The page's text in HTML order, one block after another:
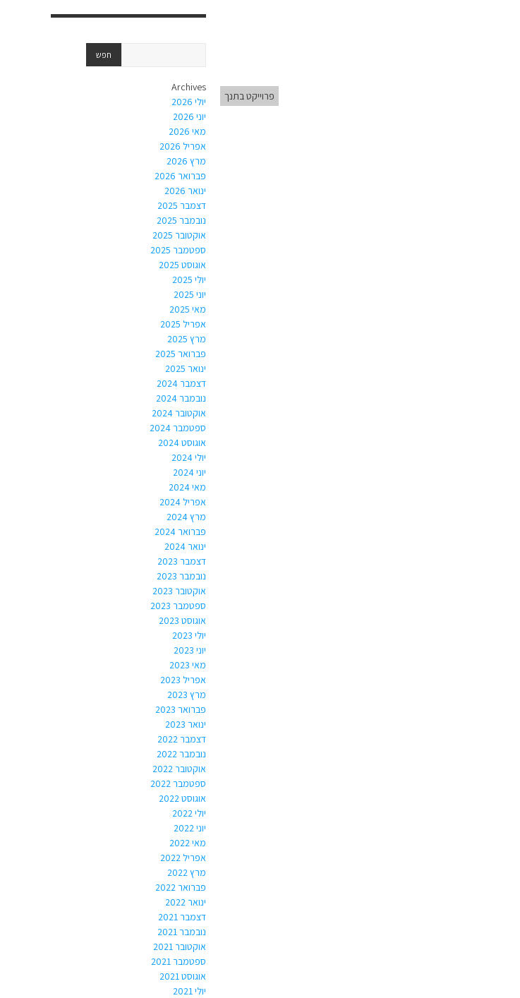
פרוייקט בתנך
Archives
יולי 2026
יוני 2026
מאי 2026
אפריל 2026
מרץ 2026
פברואר 2026
ינואר 2026
דצמבר 2025
נובמבר 2025
אוקטובר 2025
ספטמבר 2025
אוגוסט 2025
יולי 2025
יוני 2025
מאי 2025
אפריל 2025
מרץ 2025
פברואר 2025
ינואר 2025
דצמבר 2024
נובמבר 2024
אוקטובר 2024
ספטמבר 2024
אוגוסט 2024
יולי 2024
יוני 2024
מאי 2024
אפריל 2024
מרץ 2024
פברואר 2024
ינואר 2024
דצמבר 2023
נובמבר 2023
אוקטובר 2023
ספטמבר 2023
אוגוסט 2023
יולי 2023
יוני 2023
מאי 2023
אפריל 2023
מרץ 2023
פברואר 2023
ינואר 2023
דצמבר 2022
נובמבר 2022
אוקטובר 2022
ספטמבר 2022
אוגוסט 2022
יולי 2022
יוני 2022
מאי 2022
אפריל 2022
מרץ 2022
פברואר 2022
ינואר 2022
דצמבר 2021
נובמבר 2021
אוקטובר 2021
ספטמבר 2021
אוגוסט 2021
יולי 2021